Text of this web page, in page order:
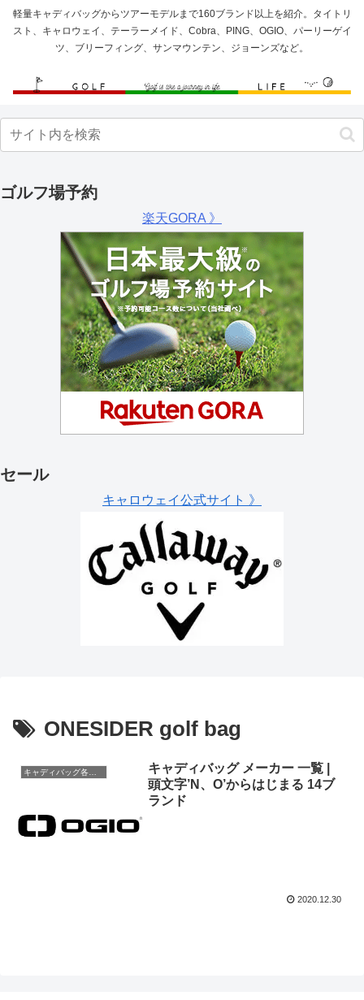
軽量キャディバッグからツアーモデルまで160ブランド以上を紹介。タイトリ
スト、キャロウェイ、テーラーメイド、Cobra、PING、OGIO、パーリーゲイ
ツ、ブリーフィング、サンマウンテン、ジョーンズなど。
ゴルフ場予約
楽天GORA 》
セール
キャロウェイ公式サイト 》
ONESIDER golf bag
キャディバッグ各メーカー
キャディバッグ メーカー 一覧 |
頭文字’N、O’からはじまる 14ブ
ランド
2020.12.30